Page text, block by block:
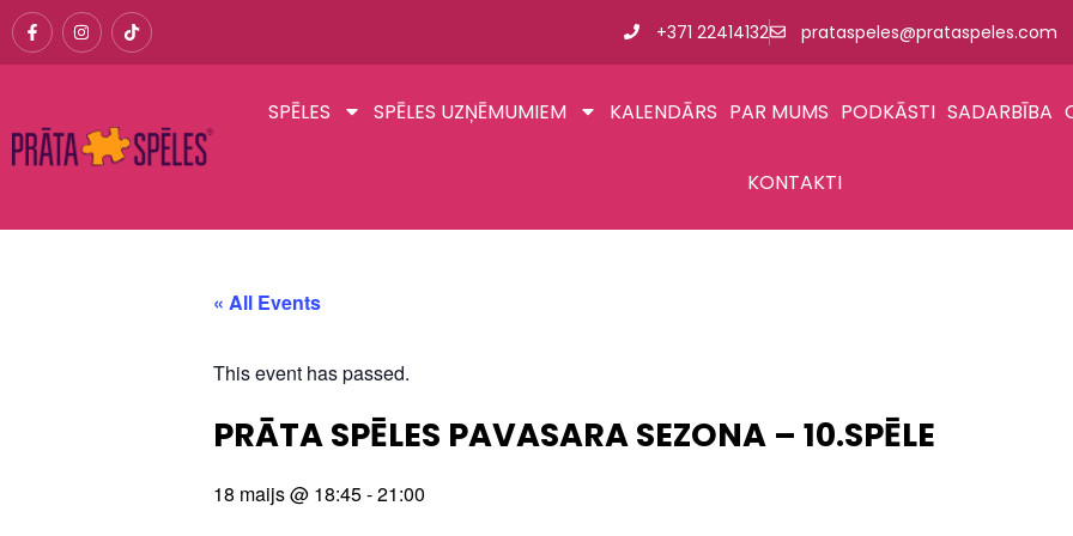
+371 22414132 prataspeles@prataspeles.com
SPĒLES SPĒLES UZŅĒMUMIEM KALENDĀRS PAR MUMS PODKĀSTI SADARBĪBA
KONTAKTI
« All Events
This event has passed.
PRĀTA SPĒLES PAVASARA SEZONA – 10.SPĒLE
18 maijs@ 18:45-21:00